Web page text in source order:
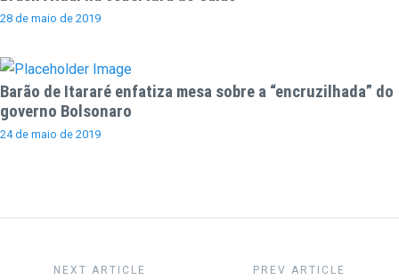
28 de maio de 2019
Barão de Itararé enfatiza mesa sobre a “encruzilhada” do
governo Bolsonaro
24 de maio de 2019
NEXT ARTICLE PREV ARTICLE